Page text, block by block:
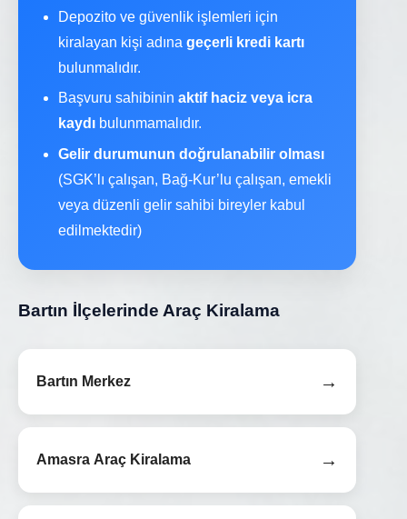
Depozito ve güvenlik işlemleri için
kiralayan kişi adına geçerli kredi kartı
bulunmalıdır.
Başvuru sahibinin aktif haciz veya icra
kaydı bulunmamalıdır.
Gelir durumunun doğrulanabilir olması
(SGK’lı çalışan, Bağ-Kur’lu çalışan, emekli
veya düzenli gelir sahibi bireyler kabul
edilmektedir)
Bartın İlçelerinde Araç Kiralama
Bartın Merkez →
Amasra Araç Kiralama →